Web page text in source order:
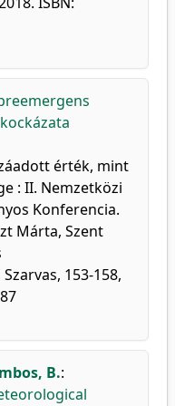
érték, mint
: II. Nemzetközi
Konferencia.
Márta, Szent
153-158,
B.: